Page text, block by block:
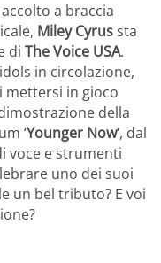
a braccia
Miley Cyrussta
di The Voice USA.
in circolazione,
mettersi in gioco
della
‘Younger Now‘, dal
voce e strumenti
uno dei suoi
un bel tributo? E voi